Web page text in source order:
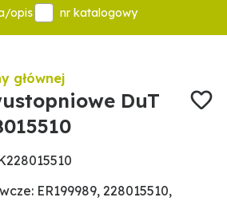
opis nr katalogowy
głównej
DuT
ER199989, 228015510,